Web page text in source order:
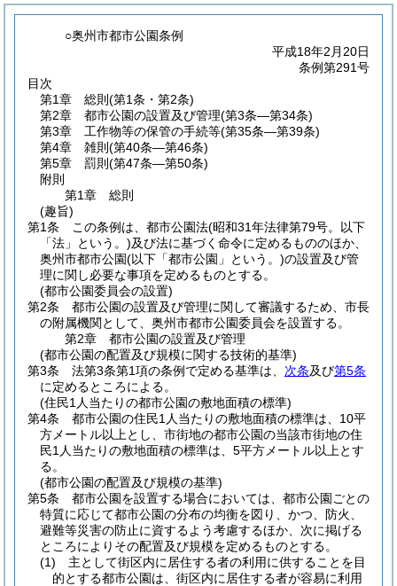
○奥州市都市公園条例
平成18年2月20日
条例第291号
目次
第1章
総則 (第1条・第2条)
第2章
都市公園の設置及び管理(第3条―第34条)
第3章
工作物等の保管の手続等(第35条―第39条)
第4章
雑則 (第40条―第46条)
第5章
罰則 (第47条―第50条)
附則
第1章
総則
(趣旨)
第1条
この条例は、都市公園法(昭和31年法律第79号。以下
「法」という。)及び法に基づく命令に定めるもののほか、
奥州市都市公園(以下「都市公園」という。)の設置及び管
理に関し必要な事項を定めるものとする。
(都市公園委員会の設置)
第2条
都市公園の設置及び管理に関して審議するため、市長
の附属機関として、奥州市都市公園委員会を設置する。
第2章
都市公園の設置及び管理
(都市公園の配置及び規模に関する技術的基準)
第3条
法第3条第1項の条例で定める基準は、 次条及び第5条
に定めるところによる。
(住民1人当たりの都市公園の敷地面積の標準)
第4条
都市公園の住民1人当たりの敷地面積の標準は、10平
方メートル以上とし、市街地の都市公園の当該市街地の住
民1人当たりの敷地面積の標準は、5平方メートル以上とす
る。
(都市公園の配置及び規模の基準)
第5条
都市公園を設置する場合においては、都市公園ごとの
特質に応じて都市公園の分布の均衡を図り、かつ、防火、
避難等災害の防止に資するよう考慮するほか、次に掲げる
ところによりその配置及び規模を定めるものとする。
(1)
主として街区内に居住する者の利用に供することを目
的とする都市公園は、街区内に居住する者が容易に利用